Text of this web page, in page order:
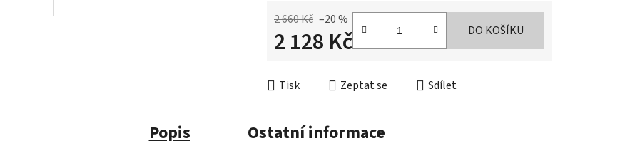
2 660 Kč –20 %
2 128 Kč DO KOŠÍKU
Tisk Zeptat se Sdílet
Popis Ostatní informace